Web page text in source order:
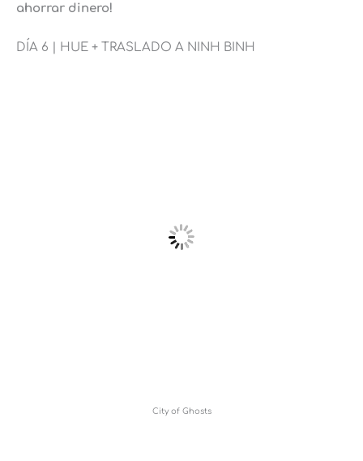
ahorrar dinero!
DÍA 6 | HUE + TRASLADO A NINH BINH
City of Ghosts